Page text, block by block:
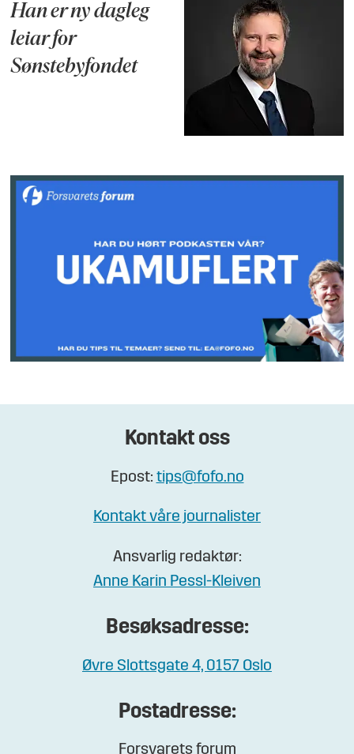
Han er ny dagleg
leiar for
Sønstebyfondet
Kontakt oss
Epost: tips@fofo.no
Kontakt våre journalister
Ansvarlig redaktør:
Anne Karin Pessl-Kleiven
Besøksadresse:
Øvre Slottsgate 4, 0157 Oslo
Postadresse:
Forsvarets forum